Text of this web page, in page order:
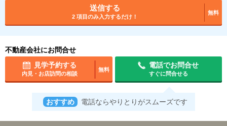
送信する
2 項目のみ入力するだけ！
無料
不動産会社にお問合せ
見学予約する
内見・お店訪問の相談
無料
電話でお問合せ
すぐに問合せる
おすすめ 電話ならやりとりがスムーズです